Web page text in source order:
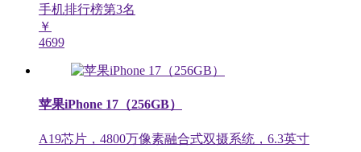
手机排行榜第3名
￥
4699
苹果iPhone 17（256GB）
A19芯片，4800万像素融合式双摄系统，6.3英寸